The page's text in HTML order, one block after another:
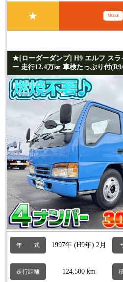
★ MORE
★[ローダーダンプ] H9 エルフ スラ
ー 走行12.4万㎞ 車検たっぷり付
年 式 1997年 (H9年) 2月
走行距離 124,500 km